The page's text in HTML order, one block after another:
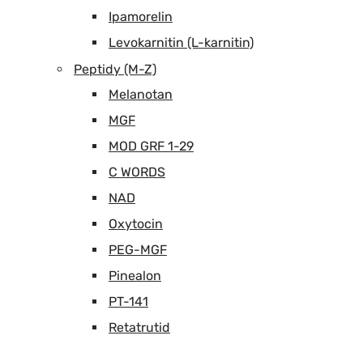
Ipamorelin
Levokarnitin (L-karnitin)
Peptidy (M-Z)
Melanotan
MGF
MOD GRF 1-29
C WORDS
NAD
Oxytocin
PEG-MGF
Pinealon
PT-141
Retatrutid